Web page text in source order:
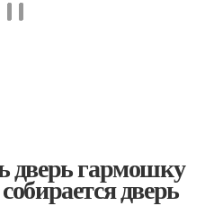
дверь гармошку
дверь